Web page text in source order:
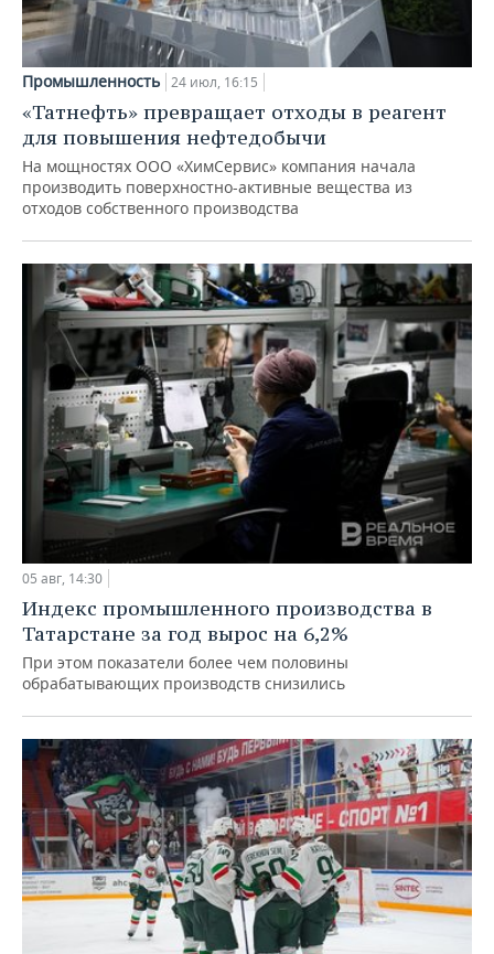
Промышленность 24 июл, 16:15
«Татнефть» превращает отходы в реагент
для повышения нефтедобычи
На мощностях ООО «ХимСервис» компания начала
производить поверхностно-активные вещества из
отходов собственного производства
05 авг, 14:30
Индекс промышленного производства в
Татарстане за год вырос на 6,2%
При этом показатели более чем половины
обрабатывающих производств снизились